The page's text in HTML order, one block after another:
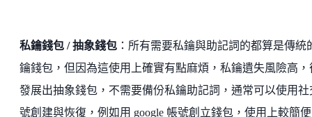
私鑰錢包 / 抽象錢包 ：所有需要私鑰與助記詞的都算是傳統
鑰錢包，但因為這使用上確實有點麻煩，私鑰遺失風險高，
發展出抽象錢包，不需要備份私鑰助記詞，通常可以使用社
號創建與恢復，例如用 google 帳號創立錢包，使用上較簡